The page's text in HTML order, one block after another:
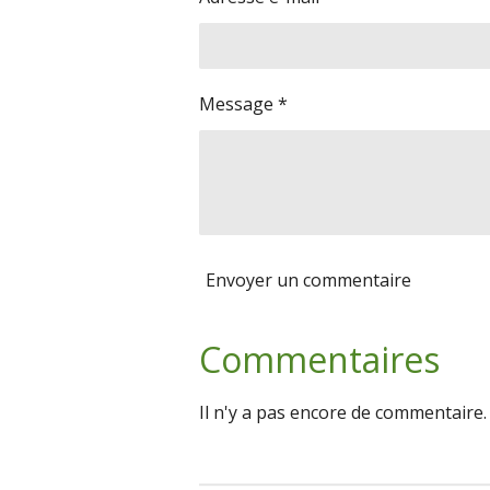
Message *
Envoyer un commentaire
Commentaires
Il n'y a pas encore de commentaire.